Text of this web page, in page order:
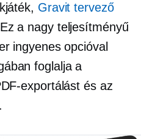
Gravit tervező
a nagy teljesítményű
ingyenes opcióval
foglalja a
exportálást és az